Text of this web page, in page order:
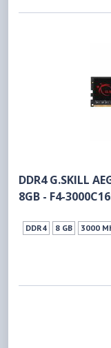
DDR4 G.SKILL
8GB - F4-
DDR4 8 GB 3000